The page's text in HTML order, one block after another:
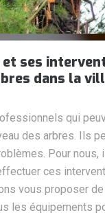
et ses
dans la
qui
des arbres. Ils
Pour
ces
vous proposer
les équipements